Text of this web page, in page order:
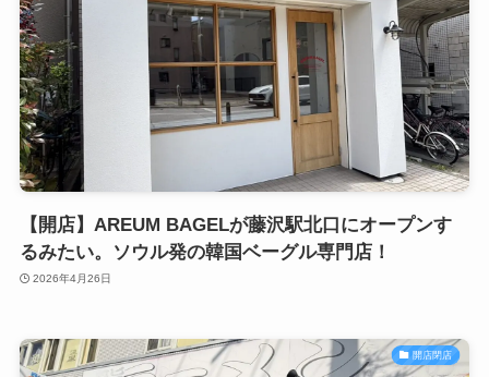
【開店】AREUM BAGELが藤沢駅北口にオープンす
るみたい。ソウル発の韓国ベーグル専門店！
2026年4月26日
開店閉店